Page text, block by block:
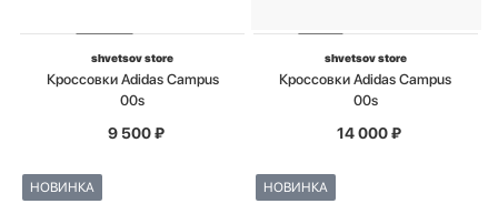
shvetsov store
Кроссовки Adidas Campus
00s
9 500₽
shvetsov store
Кроссовки Adidas Campus
00s
14 000₽
НОВИНКА НОВИНКА